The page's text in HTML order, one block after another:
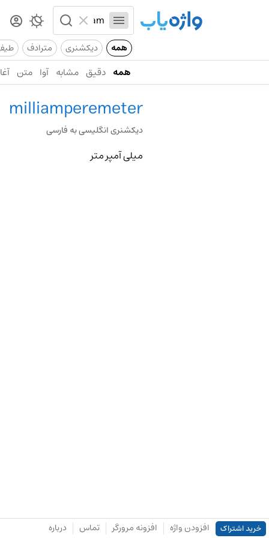
همه دیکشنری مترادف
همه دقیق مشابه آوا متن
milliamperemeter
دیکشنری انگلیسی به فارسی
میلی آمپر متر
خرید اشتراک افزودن واژه افزونه مرورگر تماس درباره